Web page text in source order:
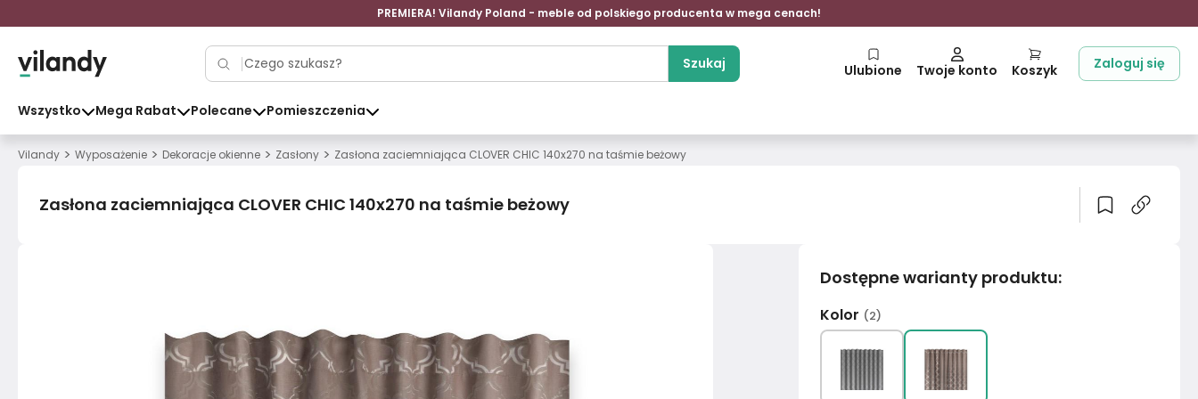
PREMIERA! Vilandy Poland - meble od polskiego producenta w mega cenach!
Szukaj Ulubione Twoje konto Koszyk Zaloguj się
Wszystko Mega Rabat Polecane Pomieszczenia
Vilandy > Wyposażenie > Dekoracje okienne > Zasłony > Zasłona zaciemniająca CLOVER CHIC 140x270 na taśmie beżowy
Zasłona zaciemniająca CLOVER CHIC 140x270 na taśmie beżowy
Dostępne warianty produktu:
Kolor (2)